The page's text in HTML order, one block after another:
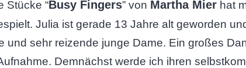
Stücke “Busy Fingers” von Martha Mier hat
Julia ist gerade 13 Jahre alt geworden
und sehr reizende junge Dame. Ein großes
Demnächst werde ich ihren